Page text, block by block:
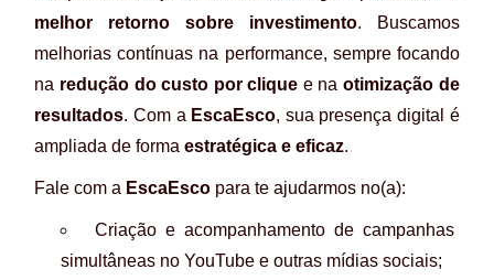
melhor retorno sobre investimento. Buscamos
melhorias contínuas na performance, sempre focando
na redução do custo por clique e naotimização de
resultados. Com a EscaEsco, sua presença digital é
ampliada de formaestratégica e eficaz.
Fale com a EscaEsco para te ajudarmos no(a):
Criação e acompanhamento de campanhas
simultâneas no YouTube e outras mídias sociais;